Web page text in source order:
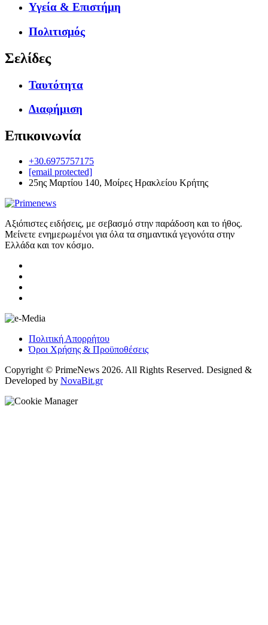
Υγεία & Επιστήμη
Πολιτισμός
Σελίδες
Ταυτότητα
Διαφήμιση
Επικοινωνία
+30.6975757175
[email protected]
25ης Μαρτίου 140, Μοίρες Ηρακλείου Κρήτης
Αξιόπιστες ειδήσεις, με σεβασμό στην παράδοση και το ήθος.
Μείνετε ενημερωμένοι για όλα τα σημαντικά γεγονότα στην
Ελλάδα και τον κόσμο.
Πολιτική Απορρήτου
Όροι Χρήσης & Προϋποθέσεις
Copyright © PrimeNews 2026. All Rights Reserved. Designed &
Developed by NovaBit.gr